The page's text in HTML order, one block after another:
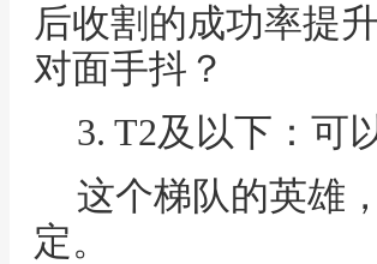
后收割的成功率提
对面手抖？
3. T2及以下：可
这个梯队的英雄
定。